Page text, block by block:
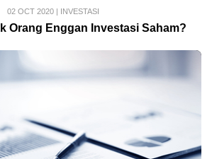
02 OCT 2020 | INVESTASI
Orang Enggan Investasi Saham?